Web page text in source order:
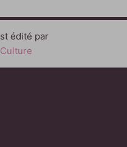
édité par